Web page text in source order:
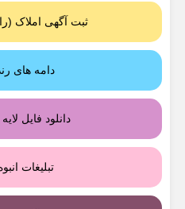
ثبت آگهی املاک
دامه های
دانلود فایل
تبلیغات